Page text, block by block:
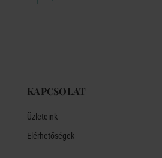
KAPCSOLAT
Üzleteink
Elérhetőségek